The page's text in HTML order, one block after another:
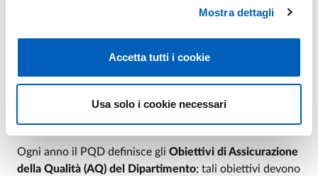
Mostra dettagli
Accetta tutti i cookie
Usa solo i cookie necessari
(AQ) di Dipartimento
Ogni anno il PQD definisce gli Obiettivi di Assicurazione
della Qualità (AQ) del Dipartimento; tali obiettivi devono